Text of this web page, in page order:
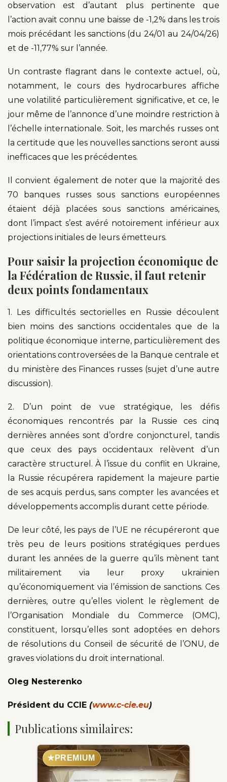
observation est d’autant plus pertinente que
l’action avait connu une baisse de -1,2% dans les trois
mois précédant les sanctions (du 24/01 au 24/04/26)
et de -11,77% sur l’année.
Un contraste flagrant dans le contexte actuel, où,
notamment, le cours des hydrocarbures affiche
une volatilité particulièrement significative, et ce, le
jour même de l’annonce d’une moindre restriction à
l’échelle internationale. Soit, les marchés russes ont
la certitude que les nouvelles sanctions seront aussi
inefficaces que les précédentes.
Il convient également de noter que la majorité des
70 banques russes sous sanctions européennes
étaient déjà placées sous sanctions américaines,
dont l’impact s’est avéré notoirement inférieur aux
projections initiales de leurs émetteurs.
Pour saisir la projection économique de
la Fédération de Russie, il faut retenir
deux points fondamentaux
1. Les difficultés sectorielles en Russie découlent
bien moins des sanctions occidentales que de la
politique économique interne, particulièrement des
orientations controversées de la Banque centrale et
du ministère des Finances russes (sujet d’une autre
discussion).
2. D’un point de vue stratégique, les défis
économiques rencontrés par la Russie ces cinq
dernières années sont d’ordre conjoncturel, tandis
que ceux des pays occidentaux relèvent d’un
caractère structurel. À l’issue du conflit en Ukraine,
la Russie récupérera rapidement la majeure partie
de ses acquis perdus, sans compter les avancées et
développements accomplis durant cette période.
De leur côté, les pays de l’UE ne récupéreront que
très peu de leurs positions stratégiques perdues
durant les années de la guerre qu’ils mènent tant
militairement via leur proxy ukrainien
qu’économiquement via l’émission de sanctions. Ces
dernières, outre qu’elles violent le règlement de
l’Organisation Mondiale du Commerce (OMC),
constituent, lorsqu’elles sont adoptées en dehors
de résolutions du Conseil de sécurité de l’ONU, de
graves violations du droit international.
Oleg Nesterenko
Président du CCIE (www.c-cie.eu)
Publications similaires:
★PREMIUM